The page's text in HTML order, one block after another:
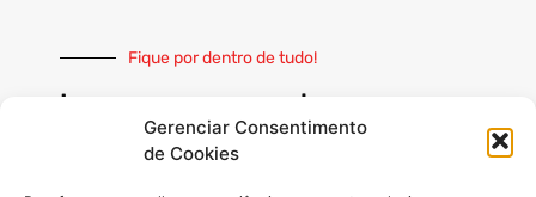
Gerenciar Consentimento
de Cookies
Fique por dentro de tudo!
Inscreva-se e receba nossas
notícias sempre atualizadas